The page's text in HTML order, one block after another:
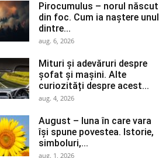
Pirocumulus – norul născut
din foc. Cum ia naștere unul
dintre...
aug. 6, 2026
Mituri și adevăruri despre
șofat și mașini. Alte
curiozități despre acest...
aug. 4, 2026
August – luna în care vara
își spune povestea. Istorie,
simboluri,...
aug. 1, 2026